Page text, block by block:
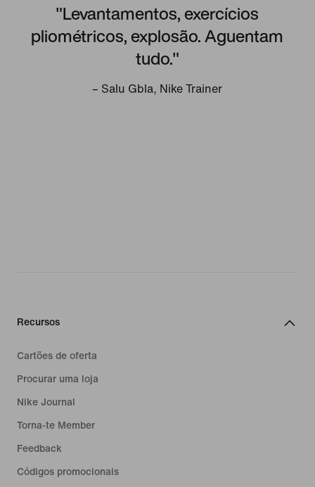
"Levantamentos, exercícios
pliométricos, explosão. Aguentam
tudo."
– Salu Gbla, Nike Trainer
Recursos
Cartões de oferta
Procurar uma loja
Nike Journal
Torna-te Member
Feedback
Códigos promocionais